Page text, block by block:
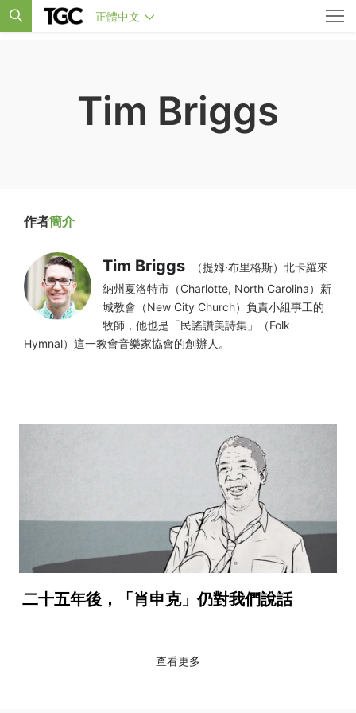
正體中文
Tim Briggs
作者簡介
Tim Briggs
（提姆·布里格斯）北卡羅來
納州夏洛特市（Charlotte, North Carolina）新
城教會（New City Church）負責小組事工的
牧師，他也是「民謠讚美詩集」（Folk
Hymnal）這一教會音樂家協會的創辦人。
二十五年後，「肖申克」仍對我們說話
查看更多